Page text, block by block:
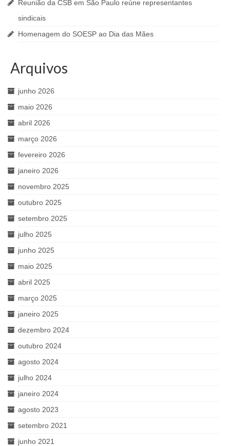
Reunião da CSB em São Paulo reúne representantes
sindicais
Homenagem do SOESP ao Dia das Mães
Arquivos
junho 2026
maio 2026
abril 2026
março 2026
fevereiro 2026
janeiro 2026
novembro 2025
outubro 2025
setembro 2025
julho 2025
junho 2025
maio 2025
abril 2025
março 2025
janeiro 2025
dezembro 2024
outubro 2024
agosto 2024
julho 2024
janeiro 2024
agosto 2023
setembro 2021
junho 2021